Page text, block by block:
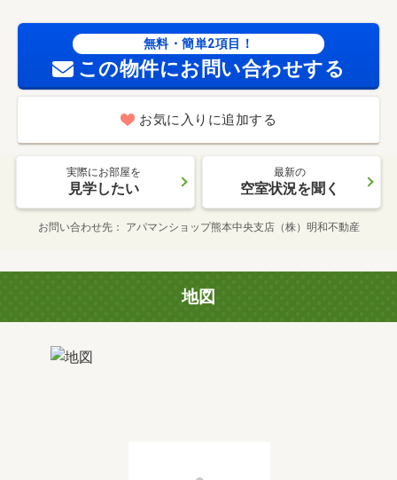
無料・簡単2項目！
この物件にお問い合わせする
お気に入りに追加する
実際にお部屋を
見学したい
最新の
空室状況を聞く
お問い合わせ先 アパマンショップ熊本中央支店（株）明和不動産
地図